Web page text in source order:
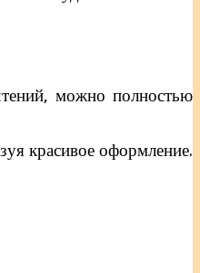
можно полностью
красивое оформление.